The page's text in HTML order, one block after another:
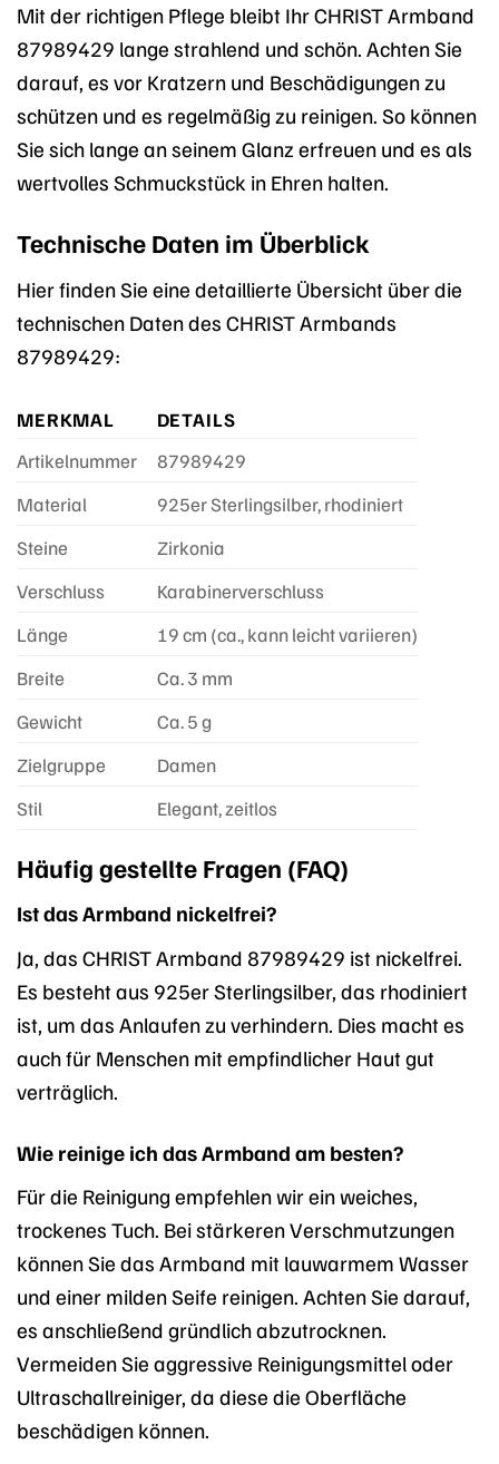
Mit der richtigen Pflege bleibt Ihr CHRIST Armband
87989429 lange strahlend und schön. Achten Sie
darauf, es vor Kratzern und Beschädigungen zu
schützen und es regelmäßig zu reinigen. So können
Sie sich lange an seinem Glanz erfreuen und es als
wertvolles Schmuckstück in Ehren halten.
Technische Daten im Überblick
Hier finden Sie eine detaillierte Übersicht über die
technischen Daten des CHRIST Armbands
87989429:
MERKMAL
DETAILS
Artikelnummer
87989429
Material
925er Sterlingsilber, rhodiniert
Steine
Zirkonia
Verschluss
Karabinerverschluss
Länge
19 cm (ca., kann leicht variieren)
Breite
Ca. 3 mm
Gewicht
Ca. 5 g
Zielgruppe
Damen
Stil
Elegant, zeitlos
Häufig gestellte Fragen (FAQ)
Ist das Armband nickelfrei?
Ja, das CHRIST Armband 87989429 ist nickelfrei.
Es besteht aus 925er Sterlingsilber, das rhodiniert
ist, um das Anlaufen zu verhindern. Dies macht es
auch für Menschen mit empfindlicher Haut gut
verträglich.
Wie reinige ich das Armband am besten?
Für die Reinigung empfehlen wir ein weiches,
trockenes Tuch. Bei stärkeren Verschmutzungen
können Sie das Armband mit lauwarmem Wasser
und einer milden Seife reinigen. Achten Sie darauf,
es anschließend gründlich abzutrocknen.
Vermeiden Sie aggressive Reinigungsmittel oder
Ultraschallreiniger, da diese die Oberfläche
beschädigen können.